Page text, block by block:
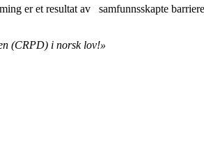
er et resultat av samfunnsskapte
(CRPD) i norsk lov!»